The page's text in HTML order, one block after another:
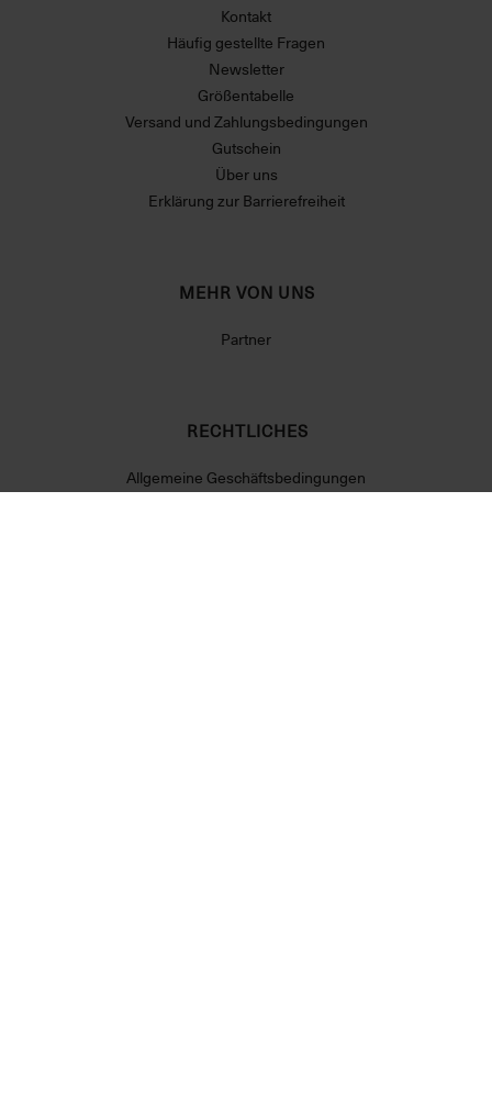
Kontakt
Häufig gestellte Fragen
Newsletter
Größentabelle
Versand und Zahlungsbedingungen
Gutschein
Über uns
Erklärung zur Barrierefreiheit
MEHR VON UNS
Partner
RECHTLICHES
Allgemeine Geschäftsbedingungen